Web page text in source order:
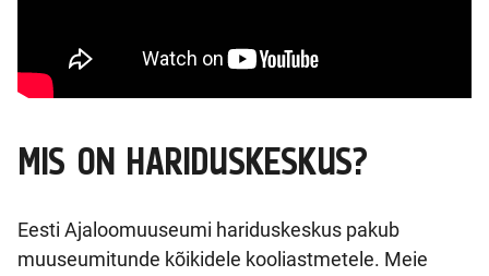
MIS ON HARIDUSKESKUS?
Eesti Ajaloomuuseumi hariduskeskus pakub
muuseumitunde kõikidele kooliastmetele. Meie